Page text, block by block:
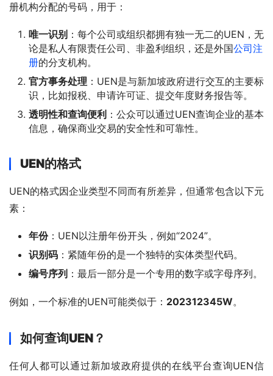
册机构分配的号码，用于：
唯一识别 ：每个公司或组织都拥有独一无二的UEN，无
论是私人有限责任公司、非盈利组织，还是外国公司注
册的分支机构。
官方事务处理 ：UEN是与新加坡政府进行交互的主要标
识，比如报税、申请许可证、提交年度财务报告等。
透明性和查询便利 ：公众可以通过UEN查询企业的基本
信息，确保商业交易的安全性和可靠性。
UEN的格式
UEN的格式因企业类型不同而有所差异，但通常包含以下元
素：
年份：UEN以注册年份开头，例如“2024”。
识别码 ：紧随年份的是一个独特的实体类型代码。
编号序列 ：最后一部分是一个专用的数字或字母序列。
例如，一个标准的UEN可能类似于： 202312345W。
如何查询UEN？
任何人都可以通过新加坡政府提供的在线平台查询UEN信